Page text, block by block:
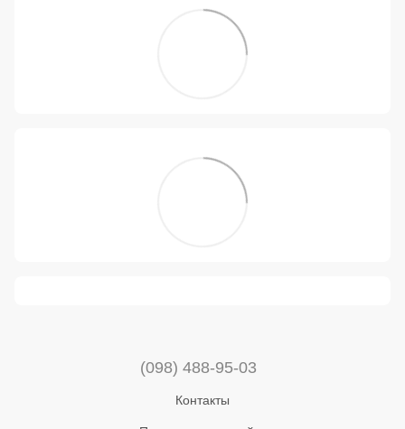
(098) 488-95-03
Контакты